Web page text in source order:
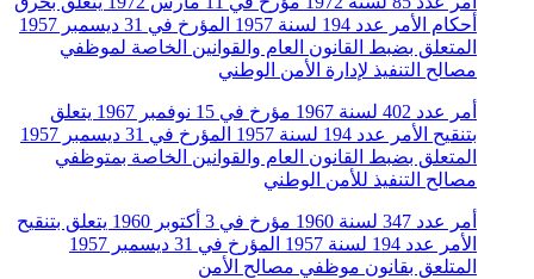
أحكام الأمر عدد 194 لسنة 1957 المؤرخ في 31 ديسمبر 1957
المتعلق بضبط القانون العام والقوانين الخاصة لموظفي
مصالح التنفيذ لإدارة الأمن الوطني
أمر عدد 402 لسنة 1967 مؤرخ في 15 نوفمبر 1967 يتعلق
بتنقيح الأمر عدد 194 لسنة 1957 المؤرخ في 31 ديسمبر 1957
المتعلق بضبط القانون العام والقوانين الخاصة بمتوظفي
مصالح التنفيذ للأمن الوطني
أمر عدد 347 لسنة 1960 مؤرخ في 3 أكتوبر 1960 يتعلق بتنقيح
الأمر عدد 194 لسنة 1957 المؤرخ في 31 ديسمبر 1957
المتلعق بقانون موظفي مصالح الأمن